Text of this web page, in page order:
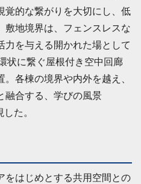
覚的な繋がりを大切にし、低
敷地境界は、フェンスレスな
力を与える開かれた場として
状に繋ぐ屋根付き空中回廊
。各棟の境界や内外を越え、
融合する、学びの風景
た。
をはじめとする共用空間との